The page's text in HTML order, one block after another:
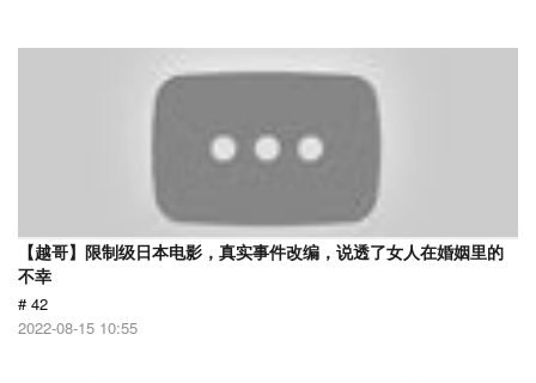
【越哥】限制级日本电影，真实事件改编，说透了女人在婚姻里的
不幸
# 42
2022-08-15 10:55